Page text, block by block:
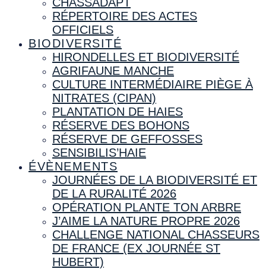
RÉPERTOIRE DES ACTES
OFFICIELS
BIODIVERSITÉ
HIRONDELLES ET BIODIVERSITÉ
AGRIFAUNE MANCHE
CULTURE INTERMÉDIAIRE PIÈGE À
NITRATES (CIPAN)
PLANTATION DE HAIES
RÉSERVE DES BOHONS
RÉSERVE DE GEFFOSSES
SENSIBILIS’HAIE
ÉVÈNEMENTS
JOURNÉES DE LA BIODIVERSITÉ ET
DE LA RURALITÉ 2026
OPÉRATION PLANTE TON ARBRE
J’AIME LA NATURE PROPRE 2026
CHALLENGE NATIONAL CHASSEURS
DE FRANCE (EX JOURNÉE ST
HUBERT)